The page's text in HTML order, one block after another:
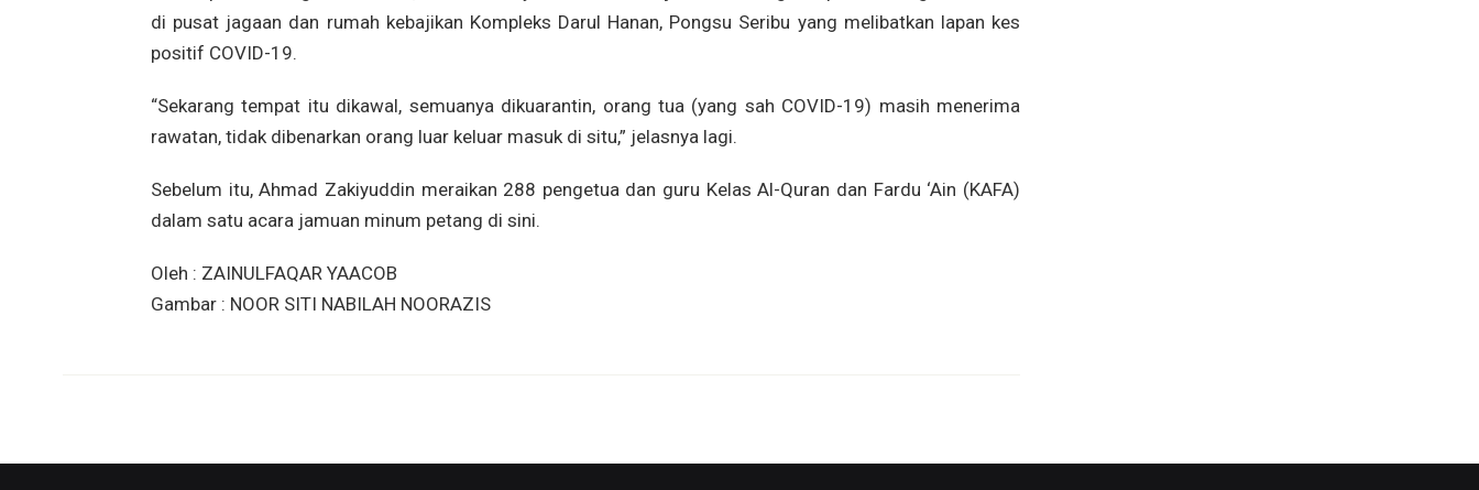
di pusat jagaan dan rumah kebajikan Kompleks Darul Hanan, Pongsu Seribu yang melibatkan lapan kes
positif COVID-19.
“Sekarang tempat itu dikawal, semuanya dikuarantin, orang tua (yang sah COVID-19) masih menerima
rawatan, tidak dibenarkan orang luar keluar masuk di situ,” jelasnya lagi.
Sebelum itu, Ahmad Zakiyuddin meraikan 288 pengetua dan guru Kelas Al-Quran dan Fardu ‘Ain (KAFA)
dalam satu acara jamuan minum petang di sini.
Oleh : ZAINULFAQAR YAACOB
Gambar : NOOR SITI NABILAH NOORAZIS